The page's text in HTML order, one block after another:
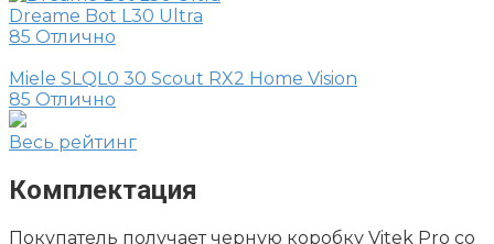
Dreame Bot L30 Ultra
85 Отлично
Miele SLQL0 30 Scout RX2 Home Vision
85 Отлично
Весь рейтинг
Комплектация
Покупатель получает черную коробку Vitek Pro со